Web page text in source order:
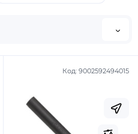
Код: 9002592494015